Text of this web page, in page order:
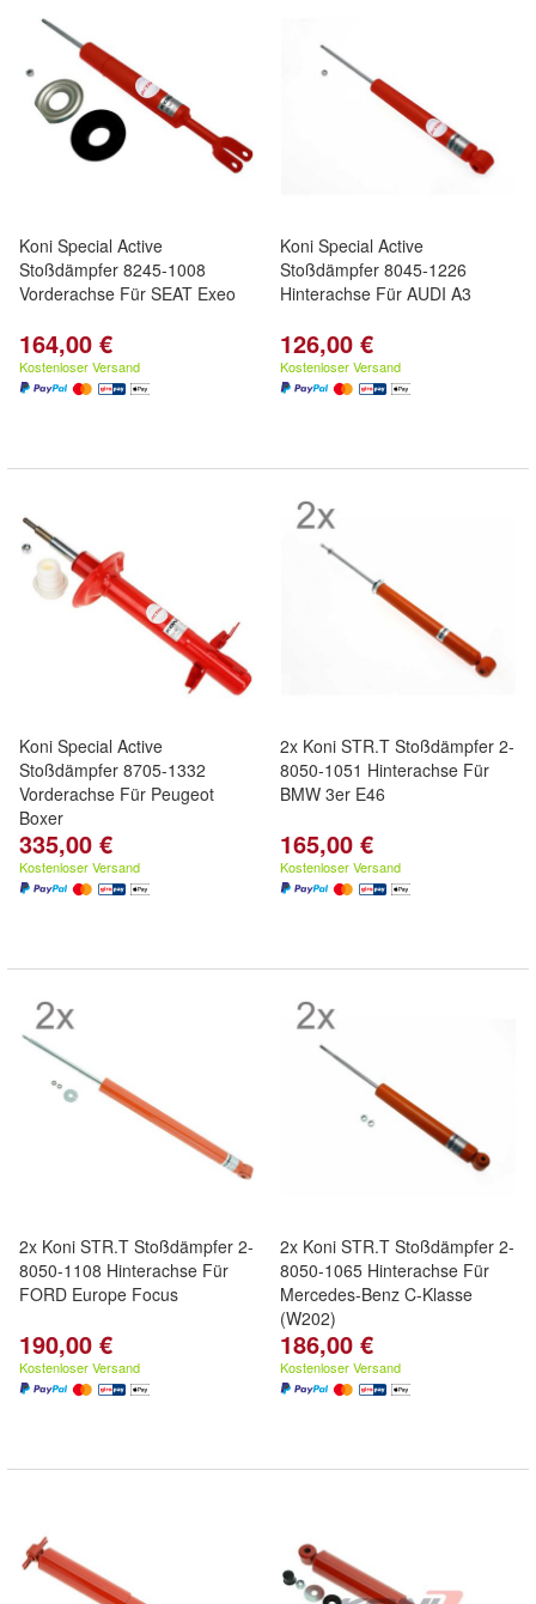
Koni Special Active
Stoßdämpfer 8245-1008
Vorderachse Für SEAT Exeo
164,00 €
Kostenloser Versand
Koni Special Active
Stoßdämpfer 8045-1226
Hinterachse Für AUDI A3
126,00 €
Kostenloser Versand
Koni Special Active
Stoßdämpfer 8705-1332
Vorderachse Für Peugeot
Boxer
335,00 €
Kostenloser Versand
2x Koni STR.T Stoßdämpfer 2-
8050-1051 Hinterachse Für
BMW 3er E46
165,00 €
Kostenloser Versand
2x Koni STR.T Stoßdämpfer 2-
8050-1108 Hinterachse Für
FORD Europe Focus
190,00 €
Kostenloser Versand
2x Koni STR.T Stoßdämpfer 2-
8050-1065 Hinterachse Für
Mercedes-Benz C-Klasse
(W202)
186,00 €
Kostenloser Versand